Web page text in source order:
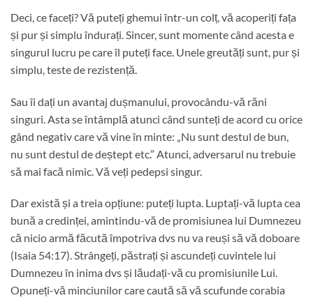
Deci, ce faceți? Vă puteți ghemui într-un colț, vă acoperiți fața
și pur și simplu îndurați. Sincer, sunt momente când acesta e
singurul lucru pe care îl puteți face. Unele greutăți sunt, pur și
simplu, teste de rezistență.
Sau îi dați un avantaj dușmanului, provocându-vă răni
singuri. Asta se întâmplă atunci când sunteți de acord cu orice
gând negativ care vă vine în minte: „Nu sunt destul de bun,
nu sunt destul de deștept etc.” Atunci, adversarul nu trebuie
să mai facă nimic. Vă veți pedepsi singur.
Dar există și a treia opțiune: puteți lupta. Luptați-vă lupta cea
bună a credinței, amintindu-vă de promisiunea lui Dumnezeu
că nicio armă făcută împotriva dvs nu va reuși să vă doboare
(Isaia 54:17). Strângeți, păstrați și ascundeți cuvintele lui
Dumnezeu în inima dvs și lăudați-vă cu promisiunile Lui.
Opuneți-vă minciunilor care caută să vă scufunde corabia